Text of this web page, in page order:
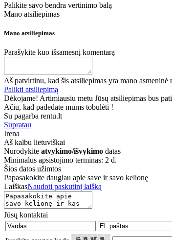
Palikite savo bendra vertinimo balą
Mano atsiliepimas
Mano atsiliepimas
Parašykite kuo išsamesnį komentarą
Aš patvirtinu, kad šis atsiliepimas yra mano
Palikti atsiliepimą
Dėkojame! Artimiausiu metu Jūsų atsiliepimas bus
Ačiū, kad padedate mums tobulėti !
Su pagarba rentu.lt
Supratau
Irena
Aš kalbu lietuviškai
Nurodykite atvykimo/išvykimo datas
Minimalus apsistojimo terminas: 2 d.
Šios datos užimtos
Papasakokite daugiau apie save ir savo kelionę
LaiškasNaudoti paskutinį laišką
Jūsų kontaktai